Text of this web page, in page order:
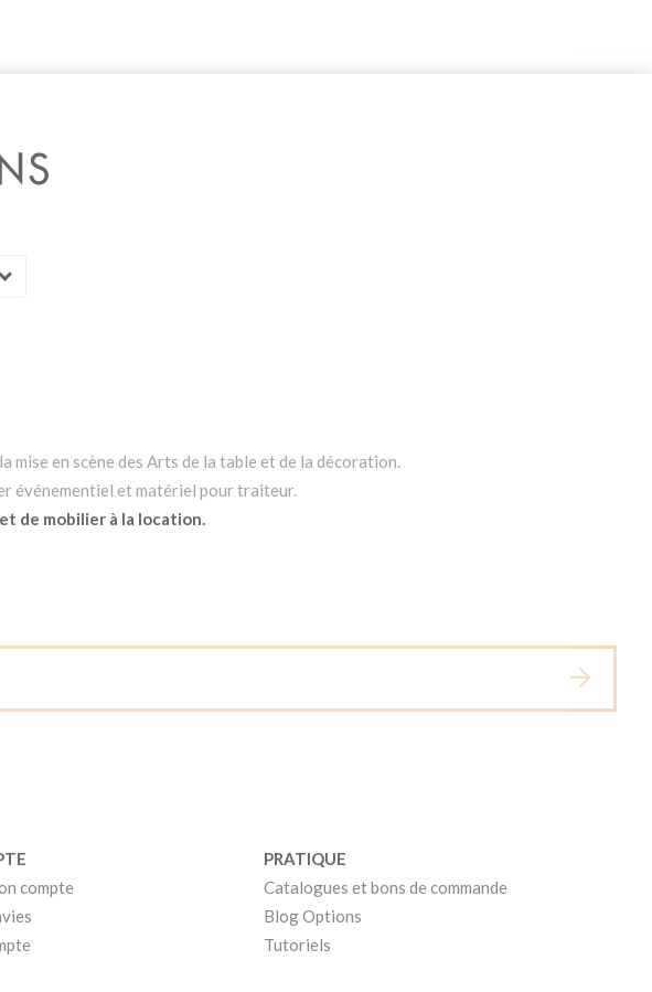
en scène des Arts de la table et de la décoration.
événementiel et matériel pour traiteur.
de mobilier à la location.
compte
PRATIQUE
Catalogues et bons de commande
Blog Options
Tutoriels